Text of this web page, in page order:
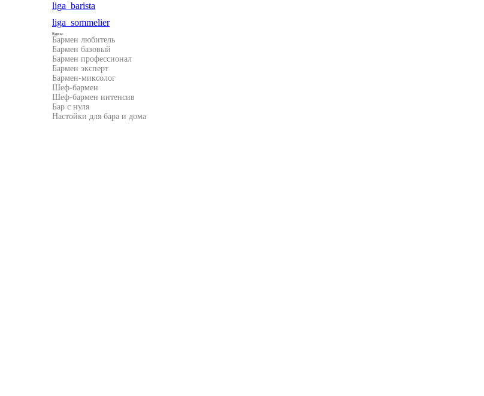
liga_barista
liga_sommelier
Курсы:
Бармен любитель
Бармен базовый
Бармен профессионал
Бармен эксперт
Бармен-миксолог
Шеф-бармен
Шеф-бармен интенсив
Бар с нуля
Настойки для бара и дома